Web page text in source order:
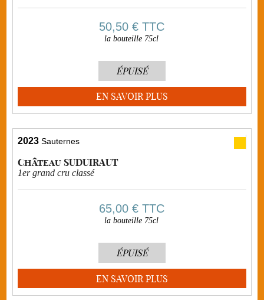
50,50 €TTC
la bouteille 75cl
ÉPUISÉ
EN SAVOIR PLUS
2023 Sauternes
Château SUDUIRAUT
1er grand cru classé
65,00 €TTC
la bouteille 75cl
ÉPUISÉ
EN SAVOIR PLUS